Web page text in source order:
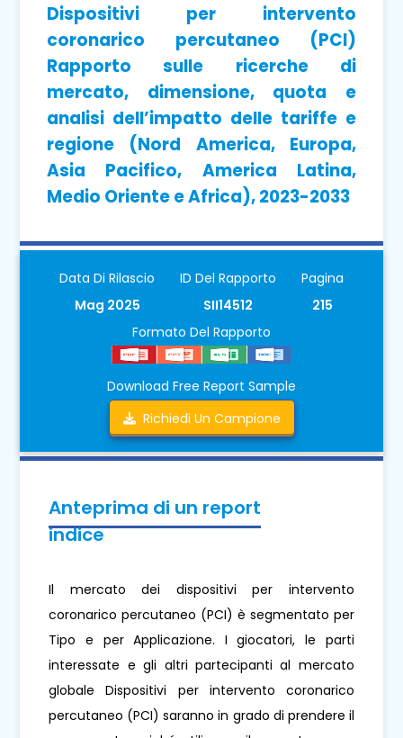
Dispositivi per intervento
coronarico percutaneo (PCI)
Rapporto sulle ricerche di
mercato, dimensione, quota e
analisi dell’impatto delle tariffe e
regione (Nord America, Europa,
Asia Pacifico, America Latina,
Medio Oriente e Africa), 2023-2033
Data Di Rilascio
Mag 2025
ID Del Rapporto
SII14512
Pagina
215
Formato Del Rapporto
Download Free Report Sample
Richiedi Un Campione
Anteprima di un report
indice
Il mercato dei dispositivi per intervento
coronarico percutaneo (PCI) è segmentato per
Tipo e per Applicazione. I giocatori, le parti
interessate e gli altri partecipanti al mercato
globale Dispositivi per intervento coronarico
percutaneo (PCI) saranno in grado di prendere il